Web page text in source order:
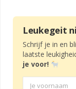
Leukegeit
Schrijf je in en
laatste
je voor!